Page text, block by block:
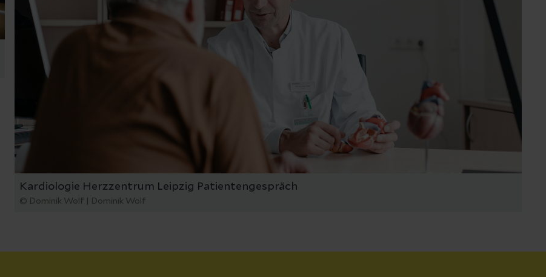
Kardiologie Herzzentrum Leipzig Patientengespräch
© Dominik Wolf | Dominik Wolf